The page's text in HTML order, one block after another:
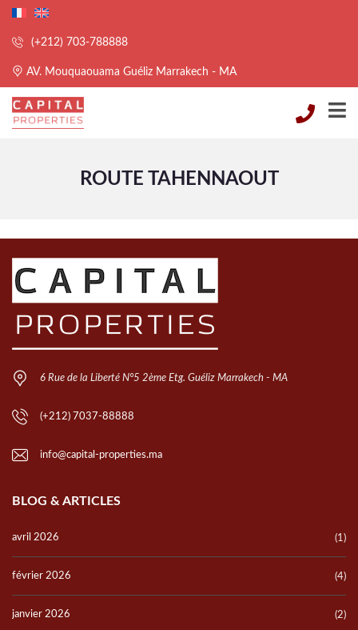
(+212) 703-788888
AV. Mouquaouama Guéliz Marrakech - MA
ROUTE TAHENNAOUT
6 Rue de la Liberté N°5 2ème Etg. Guéliz Marrakech - MA
(+212) 7037-88888
info@capital-properties.ma
BLOG & ARTICLES
avril 2026 (1)
février 2026 (4)
janvier 2026 (2)